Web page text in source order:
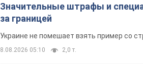
Значительные штрафы и
за границей
Украине не помешает взять пример со
8.08.2026 05:10 2,0 т.